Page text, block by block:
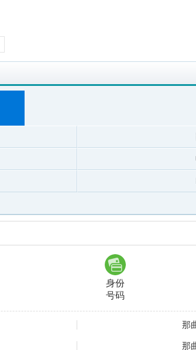
身份
号码
那
那